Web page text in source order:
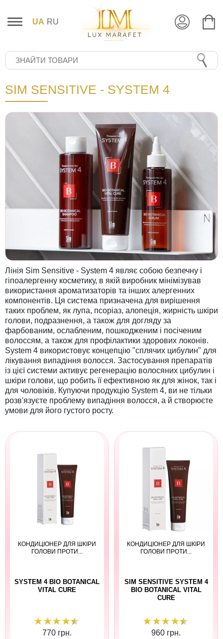
UA RU
SIM SENSITIVE - SYSTEM 4
Лінія Sim Sensitive - System 4 являє собою безпечну і
гіпоалергенну косметику, в якій виробник мінімізував
використання ароматизаторів та інших алергенних
компонентів. Ця система призначена для вирішення
таких проблем, як лупа, псоріаз, алопеція, жирність шкіри
голови, подразнення, а також для догляду за
фарбованим, ослабленим, пошкодженим і посіченим
волоссям, а також для профілактики здорових локонів.
System 4 використовує концепцію "сплячих цибулин" для
лікування випадіння волосся. Застосування препаратів
із цієї системи активує регенерацію волосяних цибулин і
шкіри голови, що робить її ефективною як для жінок, так і
для чоловіків. Купуючи продукцію System 4, ви не тільки
розв'язуєте проблему випадіння волосся, а й створюєте
умови для його густого росту.
КОНДИЦІОНЕР ДЛЯ ШКІРИ
ГОЛОВИ ПРОТИ...
SYSTEM 4 BIO BOTANICAL
VITAL CURE
770 грн.
КОНДИЦІОНЕР ДЛЯ ШКІРИ
ГОЛОВИ ПРОТИ...
SIM SENSITIVE SYSTEM 4
BIO BOTANICAL VITAL
CURE
960 грн.